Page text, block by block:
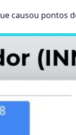
causou pontos